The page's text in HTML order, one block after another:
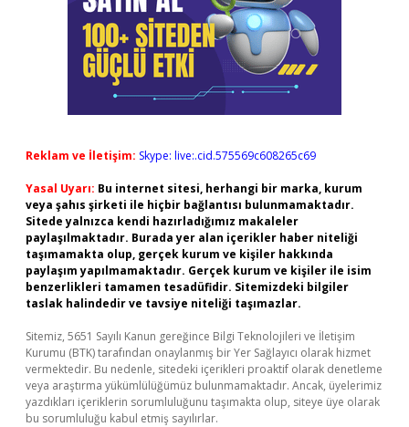
Reklam ve İletişim: Skype: live:.cid.575569c608265c69
Yasal Uyarı: Bu internet sitesi, herhangi bir marka, kurum
veya şahıs şirketi ile hiçbir bağlantısı bulunmamaktadır.
Sitede yalnızca kendi hazırladığımız makaleler
paylaşılmaktadır. Burada yer alan içerikler haber niteliği
taşımamakta olup, gerçek kurum ve kişiler hakkında
paylaşım yapılmamaktadır. Gerçek kurum ve kişiler ile isim
benzerlikleri tamamen tesadüfidir. Sitemizdeki bilgiler
taslak halindedir ve tavsiye niteliği taşımazlar.
Sitemiz, 5651 Sayılı Kanun gereğince Bilgi Teknolojileri ve İletişim
Kurumu (BTK) tarafından onaylanmış bir Yer Sağlayıcı olarak hizmet
vermektedir. Bu nedenle, sitedeki içerikleri proaktif olarak denetleme
veya araştırma yükümlülüğümüz bulunmamaktadır. Ancak, üyelerimiz
yazdıkları içeriklerin sorumluluğunu taşımakta olup, siteye üye olarak
bu sorumluluğu kabul etmiş sayılırlar.